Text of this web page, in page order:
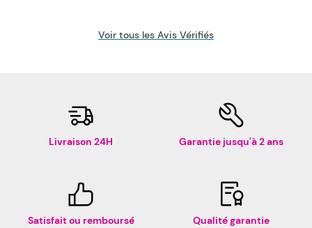
Voir tous les Avis Vérifiés
Livraison 24H Garantie jusqu'à 2 ans
Satisfait ou remboursé Qualité garantie